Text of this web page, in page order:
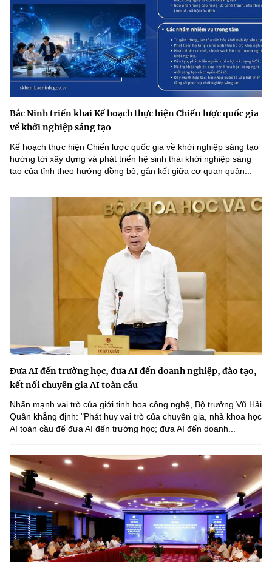
Bắc Ninh triển khai Kế hoạch thực hiện Chiến lược quốc gia
về khởi nghiệp sáng tạo
Kế hoạch thực hiện Chiến lược quốc gia về khởi nghiệp sáng tạo
hướng tới xây dựng và phát triển hệ sinh thái khởi nghiệp sáng
tạo của tỉnh theo hướng đồng bộ, gắn kết giữa cơ quan quản...
Đưa AI đến trường học, đưa AI đến doanh nghiệp, đào tạo,
kết nối chuyên gia AI toàn cầu
Nhấn mạnh vai trò của giới tinh hoa công nghệ, Bộ trưởng Vũ Hải
Quân khẳng định: "Phát huy vai trò của chuyên gia, nhà khoa học
AI toàn cầu để đưa AI đến trường học; đưa AI đến doanh...